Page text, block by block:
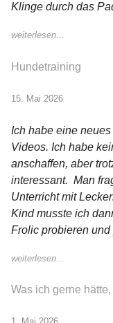
Klinge durch das
weiterlesen...
Hundetraining
15. Mai 2026
Ich habe eine
Videos. Ich habe
anschaffen, aber
interessant. Man
Unterricht mit
Kind musste ich
Frolic probieren
weiterlesen...
Was ich gerne